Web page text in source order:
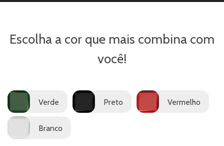
Escolha a cor que mais combina com
você!
Verde Preto Vermelho
Branco